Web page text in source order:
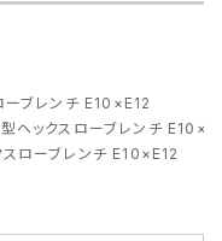
ーブレンチ E10×E12
ヘックスローブレンチ
スローブレンチ E10×E12